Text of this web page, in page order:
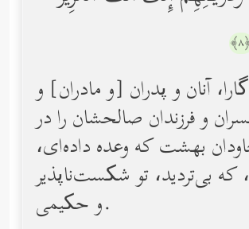
آنان و پدران [و مادران] و
و فرزندان صالحشان را در
بهشت كه وعده داده‌اى،
بی‌تردید، تو شکست‌ناپذیر
و حکیمی.